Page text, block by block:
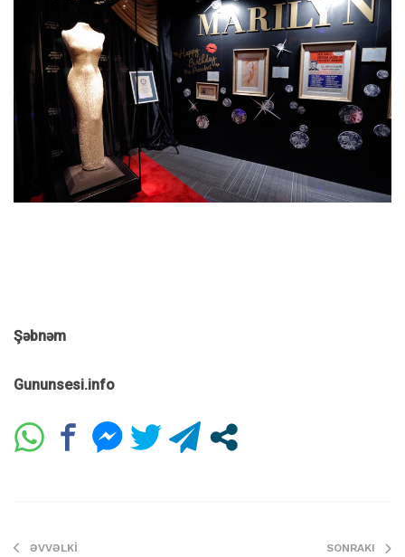
Şəbnəm
Gununsesi.info
ƏVVƏLKI SONRAKI